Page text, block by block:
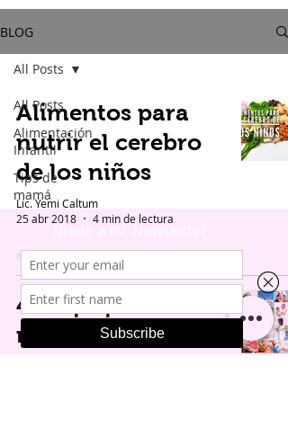
BLOG
All Posts
Alimentación
Infantil
Tips de
mamá
All Posts
Alimentos para
nutrir el cerebro
de los niños
Lic. Yemi Caltum
25 abr 2018
4 min de lectura
40 Tips para ser
más sano